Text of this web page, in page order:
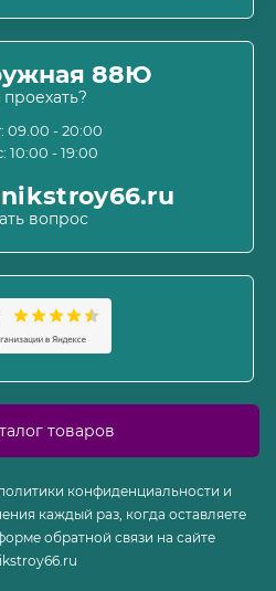
и оферта
88Ю
проехать?
09.00 - 20:00
10:00 - 19:00
вопрос
товаров
конфиденциальности и
каждый раз, когда оставляете
обратной связи на сайте